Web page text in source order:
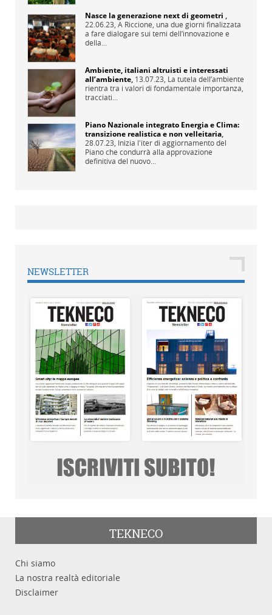
Nasce la generazione next di geometri ,
22.06.23, A Riccione, una due giorni finalizzata
a fare dialogare sui temi dell’innovazione e
della...
Ambiente, italiani altruisti e interessati
all’ambiente, 13.07.23, La tutela dell’ambiente
rientra tra i valori di fondamentale importanza,
tracciati...
Piano Nazionale integrato Energia e Clima:
transizione realistica e non velleitaria,
28.07.23, Inizia l'iter di aggiornamento del
Piano che condurrà alla approvazione
definitiva del nuovo...
NEWSLETTER
TEKNECO
Chi siamo
La nostra realtà editoriale
Disclaimer